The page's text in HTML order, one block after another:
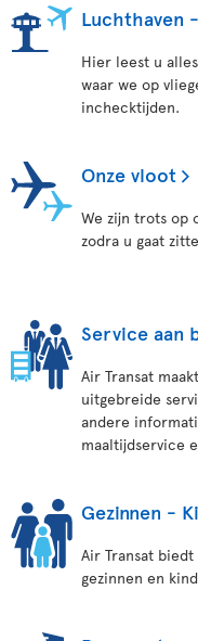
Luchthaven
Hier leest u
waar we op
inchecktijden.
Onze vloot
We zijn trots op
zodra u gaat
Service aan
Air Transat
uitgebreide
andere
maaltijdservice
Gezinnen -
Air Transat
gezinnen en